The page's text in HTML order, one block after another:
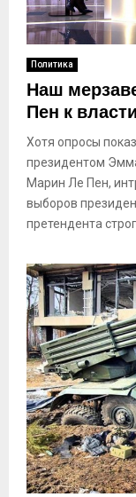
Политика
Наш
Пен к
Хотя опросы
президентом
Марин Ле Пен,
выборов
претендента